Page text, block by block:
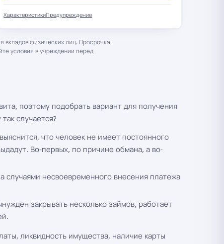
ХарактеристикиПредупреждение
физических лиц. Просрочка
условия в учреждении перед
поэтому подобрать вариант для получения
случается?
что человек не имеет постоянного
Во-первых, по причине обмана, а во-
случаями несвоевременного внесения платежа
закрывать несколько займов, работает
ликвидность имущества, наличие карты